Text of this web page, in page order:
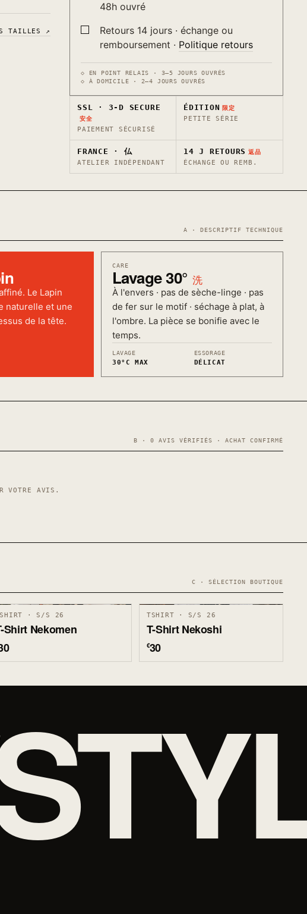
TAILLES ↗
48h ouvré
Retours 14 jours · échange ou
remboursement · Politique retours
◇ EN POINT RELAIS · 3–5 JOURS OUVRÉS
◇ À DOMICILE · 2–4 JOURS OUVRÉS
SSL · 3-D SECURE
安全
PAIEMENT SÉCURISÉ
ÉDITION 限定
PETITE SÉRIE
FRANCE · 仏
ATELIER INDÉPENDANT
14 J RETOURS 返品
ÉCHANGE OU REMB.
A · DESCRIPTIF TECHNIQUE
Le Lapin
naturelle et une
de la tête.
CARE
Lavage 30° 洗
À l'envers · pas de sèche-linge · pas
de fer sur le motif · séchage à plat, à
l'ombre. La pièce se bonifie avec le
temps.
LAVAGE
30°C MAX
ESSORAGE
DÉLICAT
B · 0 AVIS VÉRIFIÉS · ACHAT CONFIRMÉ
VOTRE AVIS.
C · SÉLECTION BOUTIQUE
· S/S 26
Shirt Nekomen
TSHIRT · S/S 26
T-Shirt Nekoshi
€30